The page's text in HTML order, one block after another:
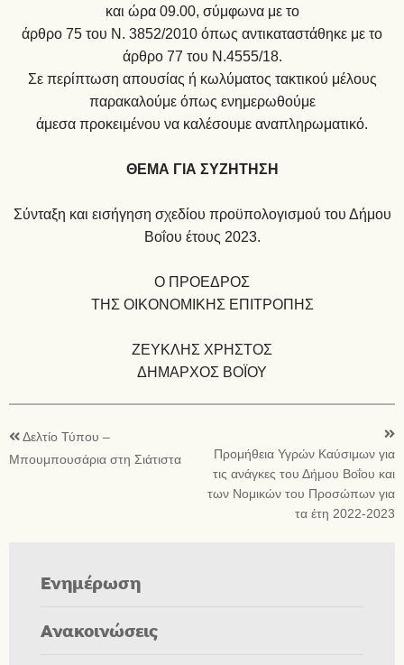
και ώρα 09.00, σύμφωνα με το
άρθρο 75 του Ν. 3852/2010 όπως αντικαταστάθηκε με το
άρθρο 77 του Ν.4555/18.
Σε περίπτωση απουσίας ή κωλύματος τακτικού μέλους
παρακαλούμε όπως ενημερωθούμε
άμεσα προκειμένου να καλέσουμε αναπληρωματικό.
ΘΕΜΑ ΓΙΑ ΣΥΖΗΤΗΣΗ
Σύνταξη και εισήγηση σχεδίου προϋπολογισμού του Δήμου
Βοΐου έτους 2023.
Ο ΠΡΟΕΔΡΟΣ
ΤΗΣ ΟΙΚΟΝΟΜΙΚΗΣ ΕΠΙΤΡΟΠΗΣ
ΖΕΥΚΛΗΣ ΧΡΗΣΤΟΣ
ΔΗΜΑΡΧΟΣ ΒΟΪΟΥ
Δελτίο Τύπου –
Μπουμπουσάρια στη Σιάτιστα
Προμήθεια Υγρών Καύσιμων για
τις ανάγκες του Δήμου Βοΐου και
των Νομικών του Προσώπων για
τα έτη 2022-2023
Ενημέρωση
Ανακοινώσεις